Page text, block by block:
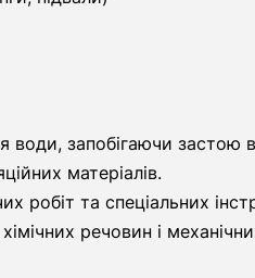
води, запобігаючи застою
матеріалів.
робіт та спеціальних
речовин і